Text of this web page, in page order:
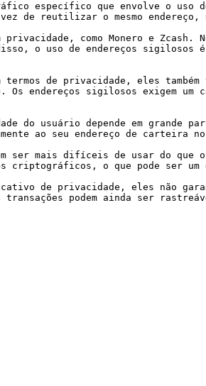
específico que envolve o uso
de reutilizar o mesmo
como Monero e
o uso de endereços
de privacidade, eles também
Os endereços sigilosos exigem
do usuário depende em grande
ao seu endereço de carteira
ser mais difíceis de usar do que
criptográficos, o que pode ser
de privacidade, eles não